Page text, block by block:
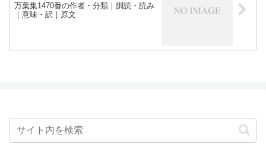
万葉集1470番の作者・分類｜訓読・読み
｜意味・訳｜原文